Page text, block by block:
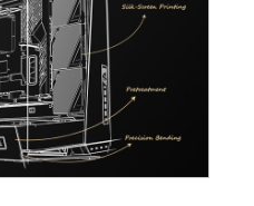
คุณ ซอฟต์แวร์ RGB ที่ดี
รณ์ของคุณ ไม่ใช่เป็น
เป็นเรื่องสำคัญ อะไร
ที่กำหนดซอฟต์แวร์ RGB
การใช้งานร่วมกัน
อไม่ ซอฟต์แวร์รองรับ
บรื่นระหว่างอุปกรณ์หลาย
ที่ดีที่สุด ควรอนุญาตให้ผู้